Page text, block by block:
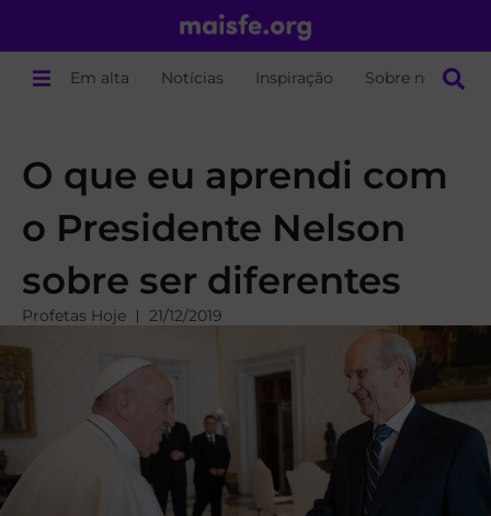
Em alta Notícias Inspiração Sobre nós
O que eu aprendi com
o Presidente Nelson
sobre ser diferentes
Profetas Hoje 21/12/2019